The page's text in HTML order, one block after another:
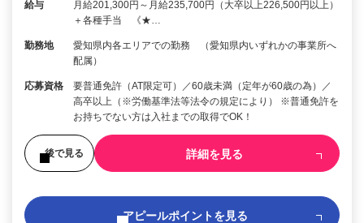
給与
月給201,300円～月給235,700円（大卒以上226,500円以上）
＋各種手当 《★…
勤務地
愛知県内各エリアでの勤務 （愛知県内いずれかの事業所へ
配属）
応募資格
要普通免許（AT限定可）／60歳未満（定年が60歳の為）／
高卒以上（※労働基準法等法令の規定により） ※普通免許を
お持ちでない方は入社までの取得でOK！
後で見る 詳細を見る
アピールポイントを見る